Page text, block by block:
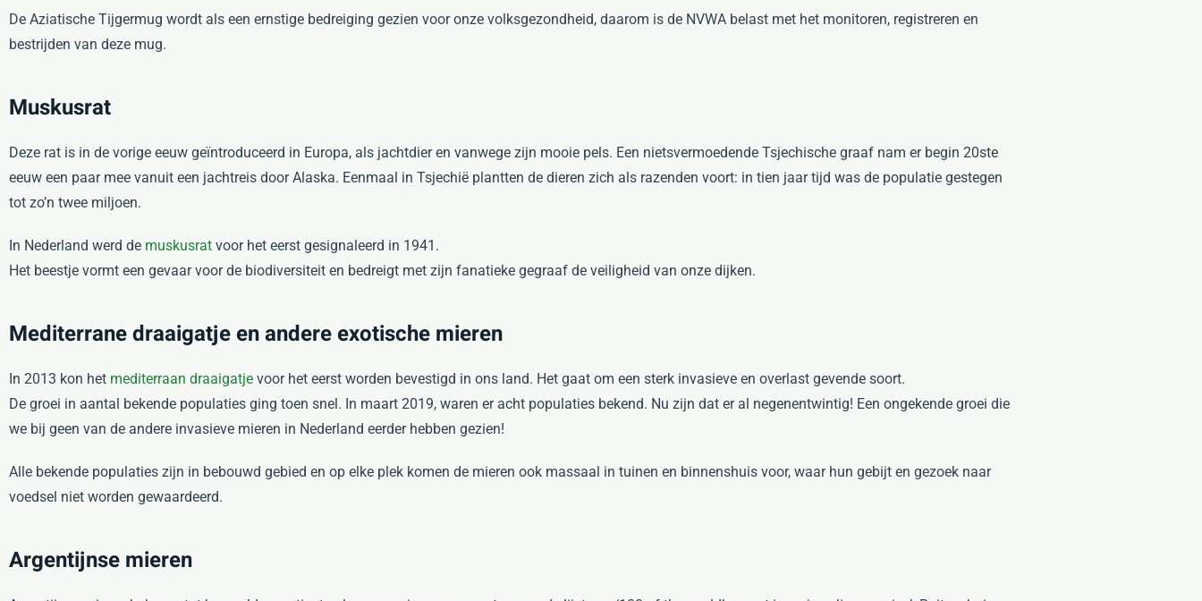
De Aziatische Tijgermug wordt als een ernstige bedreiging gezien voor onze volksgezondheid, daarom is de NVWA belast met het monitoren, registreren en
bestrijden van deze mug.
Muskusrat
Deze rat is in de vorige eeuw geïntroduceerd in Europa, als jachtdier en vanwege zijn mooie pels. Een nietsvermoedende Tsjechische graaf nam er begin 20ste
eeuw een paar mee vanuit een jachtreis door Alaska. Eenmaal in Tsjechië plantten de dieren zich als razenden voort: in tien jaar tijd was de populatie gestegen
tot zo’n twee miljoen.
In Nederland werd de muskusrat voor het eerst gesignaleerd in 1941.
Het beestje vormt een gevaar voor de biodiversiteit en bedreigt met zijn fanatieke gegraaf de veiligheid van onze dijken.
Mediterrane draaigatje en andere exotische mieren
In 2013 kon het mediterraan draaigatje voor het eerst worden bevestigd in ons land. Het gaat om een sterk invasieve en overlast gevende soort.
De groei in aantal bekende populaties ging toen snel. In maart 2019, waren er acht populaties bekend. Nu zijn dat er al negenentwintig! Een ongekende groei die
we bij geen van de andere invasieve mieren in Nederland eerder hebben gezien!
Alle bekende populaties zijn in bebouwd gebied en op elke plek komen de mieren ook massaal in tuinen en binnenshuis voor, waar hun gebijt en gezoek naar
voedsel niet worden gewaardeerd.
Argentijnse mieren